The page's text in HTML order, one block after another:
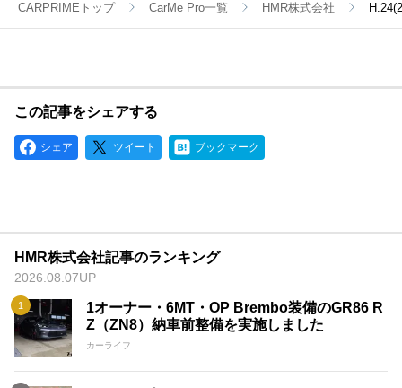
CARPRIMEトップ CarMe Pro一覧 HMR株式会社
この記事をシェアする
シェア ツイート ブックマーク
HMR株式会社記事のランキング
2026.08.07UP
1オーナー・6MT・OP Brembo装備のGR86 R
Z（ZN8）納車前整備を実施しました
カーライフ